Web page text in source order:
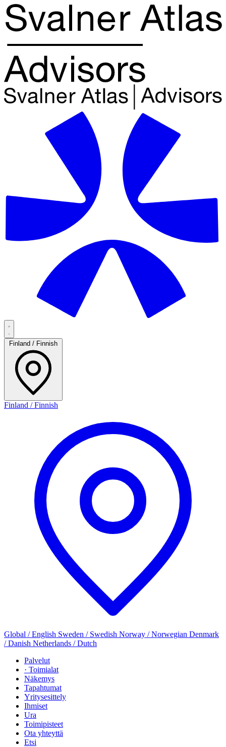
Finland / Finnish
Finland / Finnish
Global / English Sweden / Swedish Norway / Norwegian Denmark
/ Danish Netherlands / Dutch
Palvelut
· Toimialat
Näkemys
Tapahtumat
Yritysesittely
Ihmiset
Ura
Toimipisteet
Ota yhteyttä
Etsi